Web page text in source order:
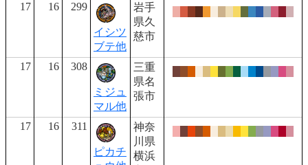
17 16 299
イシツ
ブテ他
岩手
県久
慈市
17 16 308
ミジュ
マル他
三重
県名
張市
17 16 311
ピカチ
神奈
川県
横浜